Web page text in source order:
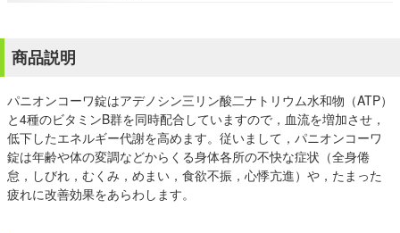
商品説明
パニオンコーワ錠はアデノシン三リン酸二ナトリウム水和物（ATP）
と4種のビタミンB群を同時配合していますので，血流を増加させ，
低下したエネルギー代謝を高めます。従いまして，パニオンコーワ
錠は年齢や体の変調などからくる身体各所の不快な症状（全身倦
怠，しびれ，むくみ，めまい，食欲不振，心悸亢進）や，たまった
疲れに改善効果をあらわします。